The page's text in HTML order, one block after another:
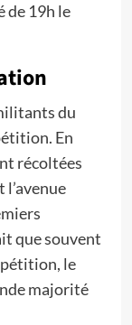
de 19h le
du
En
récoltées
que souvent
pétition, le
majorité